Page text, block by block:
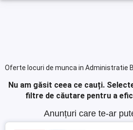
Oferte locuri de munca in Administratie
Nu am găsit ceea ce cauți.
filtre de căutare pentru a
Anunțuri care te-ar